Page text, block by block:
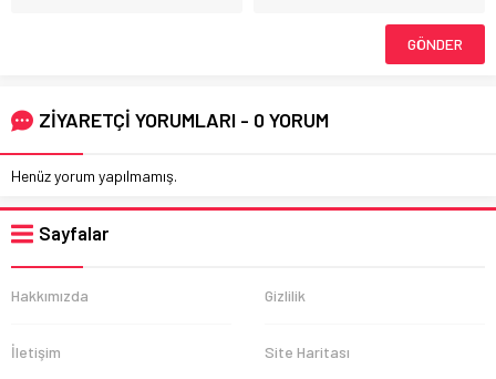
ZİYARETÇİ YORUMLARI - 0 YORUM
Henüz yorum yapılmamış.
Sayfalar
Hakkımızda Gizlilik
İletişim Site Haritası